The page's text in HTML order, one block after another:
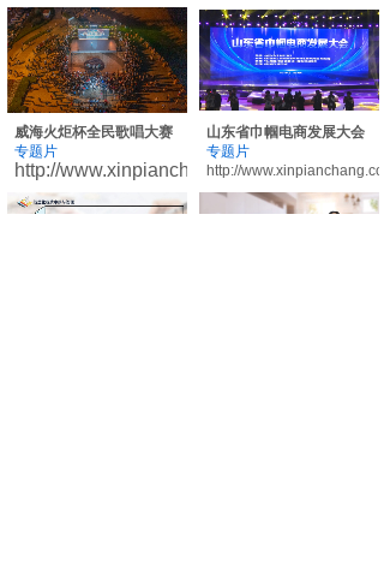
威海火炬杯全民歌唱大赛
专题片
http://www.xinpianchang.com/a12858990
山东省巾帼电商发展大会
专题片
http://